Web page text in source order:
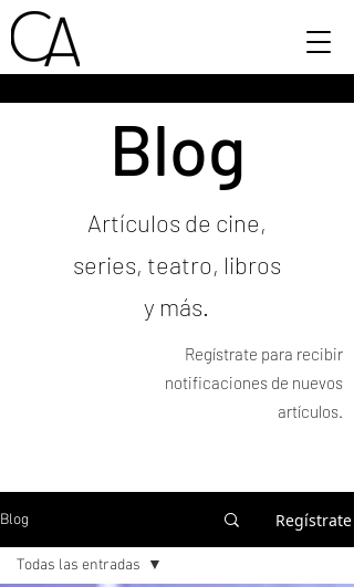
Blog
Artículos de cine,
series, teatro, libros
y más.
Regístrate para recibir
notificaciones de nuevos
artículos.
Blog Regístrate
Todas las entradas